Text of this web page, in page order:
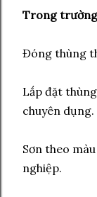
Trong trường
Đóng thùng
Lắp đặt
chuyên dụng.
Sơn theo
nghiệp.